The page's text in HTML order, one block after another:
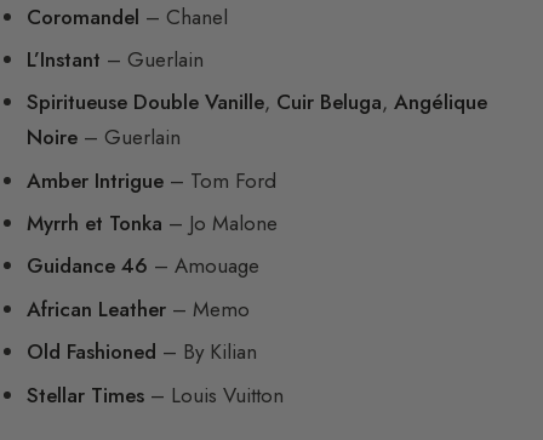
Coromandel – Chanel
L’Instant – Guerlain
Spiritueuse Double Vanille, Cuir Beluga,Angélique
Noire – Guerlain
Amber Intrigue – Tom Ford
Myrrh et Tonka – Jo Malone
Guidance 46 – Amouage
African Leather – Memo
Old Fashioned – By Kilian
Stellar Times – Louis Vuitton